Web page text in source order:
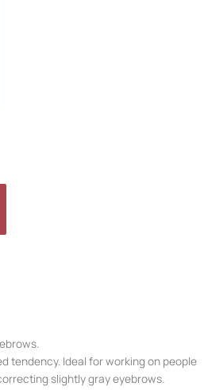
tendency. Ideal for working on people
slightly gray eyebrows.